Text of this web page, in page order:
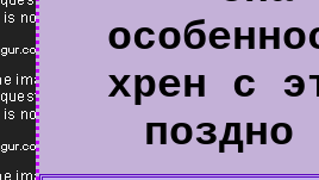
хрен с